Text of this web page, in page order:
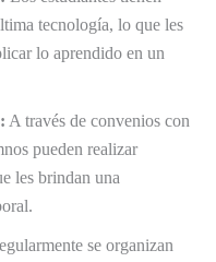
tecnología, lo que les
lo aprendido en un
A través de convenios con
pueden realizar
les brindan una
se organizan